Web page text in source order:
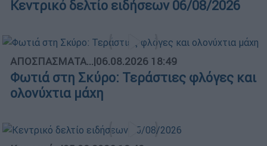
Κεντρικό δελτίο ειδήσεων 06/08/2026
ΑΠΟΣΠΑΣΜΑΤΑ...|06.08.2026 18:49
Φωτιά στη Σκύρο: Τεράστιες φλόγες και
ολονύχτια μάχη